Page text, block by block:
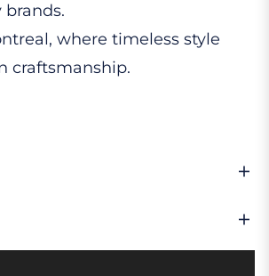
where timeless style
craftsmanship.